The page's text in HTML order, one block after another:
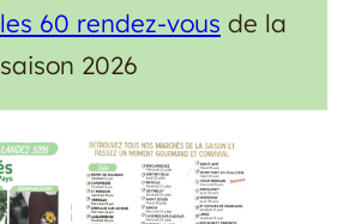
les 60 rendez-vous de la
saison 2026